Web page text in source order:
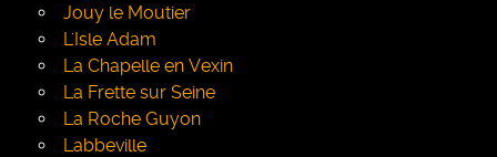
Jouy le Moutier
L'Isle Adam
La Chapelle en Vexin
La Frette sur Seine
La Roche Guyon
Labbeville